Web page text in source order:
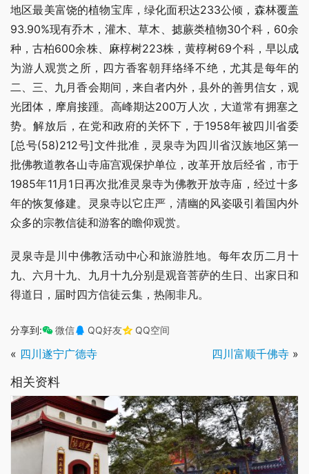
地区最美富饶的植物宝库，绿化面积达233公倾，森林覆盖
93.90%现有乔木，灌木、草木、摅蕨类植物30个科，60余
种，古柏600余株、麻椁树223株，黄椁树69个科，早以成
为游人观赏之所，四方香客朝拜络绎不绝，尤其是每年的
二、三、九月香会期间，来自者内外，县外的善男信女，观
光团体，摩肩接踵。高峰期达200万人次，大道常有拥塞之
势。解放后，在党和政府的关怀下，于1958年被四川省委
[总号(58)212号]文件批准，灵泉寺为四川省汉族地区第一
批佛教道教各山寺庙宫观保护单位，改革开放后经省，市于
1985年11月1日再次批准灵泉寺为佛教开放寺庙，经过十多
年的恢复修建。灵泉寺以它庄严，清幽的风姿吸引着国内外
众多的宗教信徒和游客的瞻仰观赏。
灵泉寺是川中佛教活动中心和旅游胜地。每年农历二月十
九、六月十九、九月十九分别是观音菩萨的生日、出家日和
得道日，届时四方信徒云集，热闹非凡。
分享到: 微信 QQ好友 QQ空间
« 四川遂宁广德寺 四川富顺千佛寺 »
相关资料